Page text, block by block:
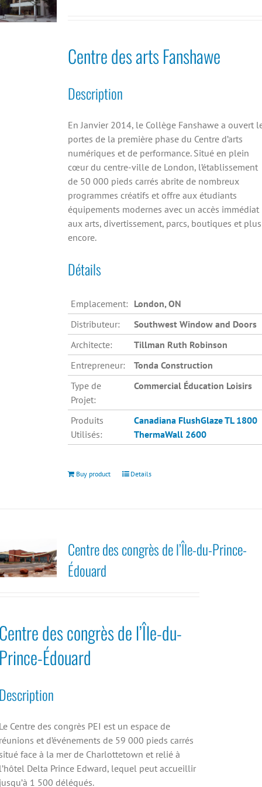
Centre des arts Fanshawe
Description
En Janvier 2014, le Collège Fanshawe a ouvert
portes de la première phase du Centre d’arts
numériques et de performance. Situé en plein
cœur du centre-ville de London, l’établissement
de 50 000 pieds carrés abrite de nombreux
programmes créatifs et offre aux étudiants
équipements modernes avec un accès immédiat
aux arts, divertissement, parcs, boutiques et plus
encore.
Détails
Emplacement: London, ON
Distributeur:
Southwest Window and Doors
Architecte:
Tillman Ruth Robinson
Entrepreneur:
Tonda Construction
Type de
Projet:
Commercial Éducation Loisirs
Produits
Utilisés:
Canadiana FlushGlaze TL 1800
ThermaWall 2600
Buy product Details
Centre des congrès de l’Île-du-Prince-
Édouard
des congrès de l’Île-du-
Édouard
Centre des congrès PEI est un espace de
et d’événements de 59 000 pieds carrés
face à la mer de Charlottetown et relié à
Delta Prince Edward, lequel peut accueillir
1 500 délégués.